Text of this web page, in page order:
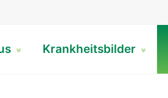
Krankheitsbilder